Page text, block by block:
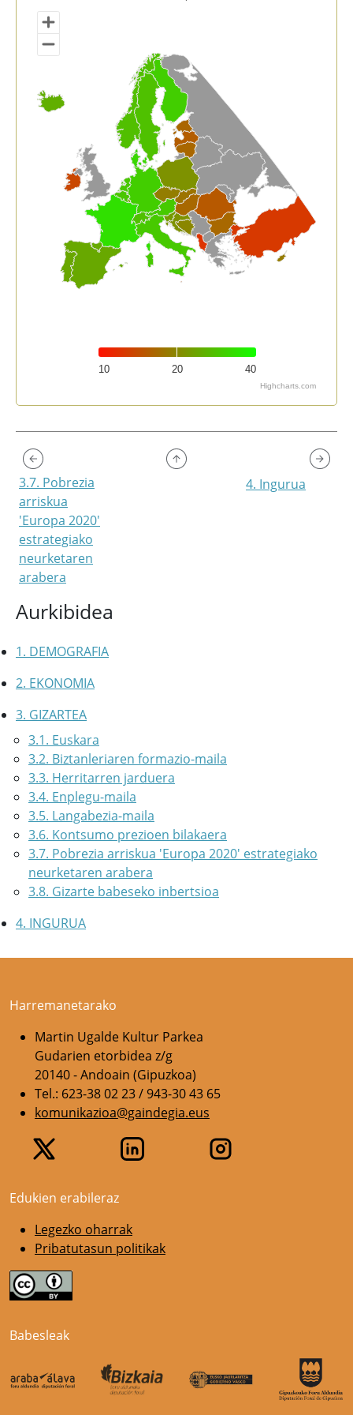
Aurkibidea
1. DEMOGRAFIA
2. EKONOMIA
3. GIZARTEA
3.1. Euskara
3.2. Biztanleriaren formazio-maila
3.3. Herritarren jarduera
3.4. Enplegu-maila
3.5. Langabezia-maila
3.6. Kontsumo prezioen bilakaera
3.7. Pobrezia arriskua 'Europa 2020' estrategiako
neurketaren arabera
3.8. Gizarte babeseko inbertsioa
4. INGURUA
View as data table, Gizarte babeseko gastua
10 20 40
Highcharts.com
3.7. Pobrezia
arriskua
'Europa 2020'
estrategiako
neurketaren
arabera
4. Ingurua
Harremanetarako
Martin Ugalde Kultur Parkea
Gudarien etorbidea z/g
20140 - Andoain (Gipuzkoa)
Tel.: 623-38 02 23 / 943-30 43 65
komunikazioa@gaindegia.eus
Edukien erabileraz
Legezko oharrak
Pribatutasun politikak
Babesleak